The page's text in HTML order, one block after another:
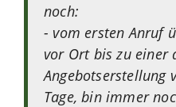
noch:
- vom ersten Anruf
vor Ort bis zu einer
Angebotserstellung
Tage, bin immer